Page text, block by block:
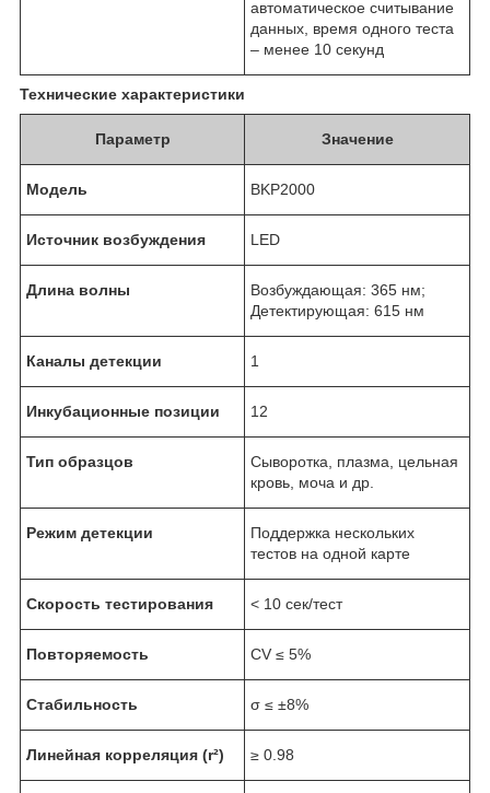
автоматическое считывание
данных, время одного теста
– менее 10 секунд
Технические характеристики
Параметр Значение
Модель BKP2000
Источник возбуждения LED
Длина волны
Возбуждающая: 365 нм;
Детектирующая: 615 нм
Каналы детекции 1
Инкубационные позиции 12
Тип образцов
Сыворотка, плазма, цельная
кровь, моча и др.
Режим детекции
Поддержка нескольких
тестов на одной карте
Скорость тестирования < 10 сек/тест
Повторяемость CV ≤ 5%
Стабильность σ ≤ ±8%
Линейная корреляция (r²) ≥ 0.98